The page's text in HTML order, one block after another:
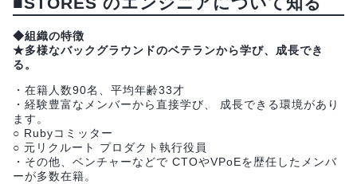
◆組織の特徴
★多様なバックグラウンドのベテランから学び、成長でき
る。
・在籍人数90名、平均年齢33才
・経験豊富なメンバーから直接学び、 成長できる環境があり
ます。
○ Rubyコミッター
○ 元リクルート プロダクト執行役員
・その他、ベンチャーなどで CTOやVPoEを歴任したメンバ
ーが多数在籍。